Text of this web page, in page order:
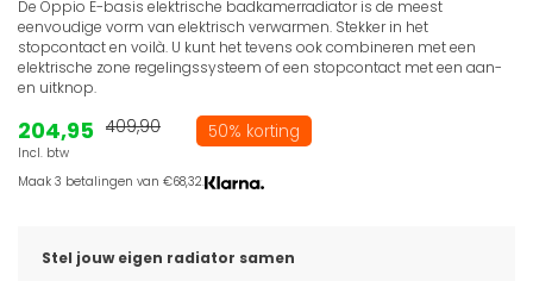
De Oppio E-basis elektrische badkamerradiator is de meest
eenvoudige vorm van elektrisch verwarmen. Stekker in het
stopcontact en voilà. U kunt het tevens ook combineren met een
elektrische zone regelingssysteem of een stopcontact met een aan-
en uitknop.
204,95
Incl. btw
409,90 50% korting
Maak 3 betalingen van €68,32.
Stel jouw eigen radiator samen